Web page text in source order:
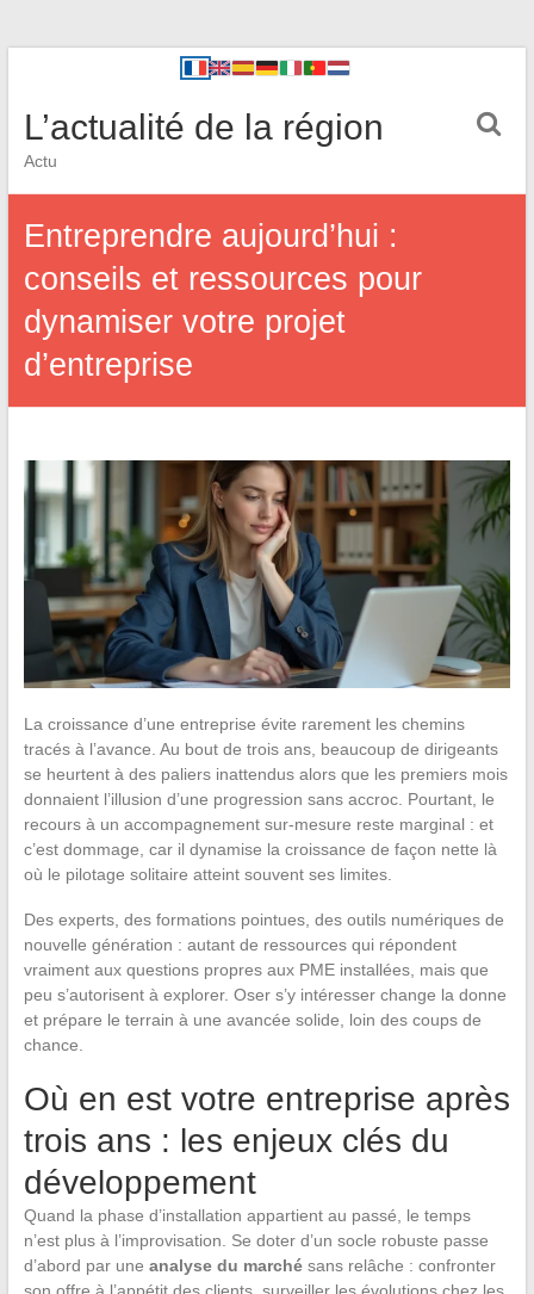
L’actualité de la région
Actu
Entreprendre aujourd’hui :
conseils et ressources pour
dynamiser votre projet
d’entreprise
La croissance d’une entreprise évite rarement les chemins
tracés à l’avance. Au bout de trois ans, beaucoup de dirigeants
se heurtent à des paliers inattendus alors que les premiers mois
donnaient l’illusion d’une progression sans accroc. Pourtant, le
recours à un accompagnement sur-mesure reste marginal : et
c’est dommage, car il dynamise la croissance de façon nette là
où le pilotage solitaire atteint souvent ses limites.
Des experts, des formations pointues, des outils numériques de
nouvelle génération : autant de ressources qui répondent
vraiment aux questions propres aux PME installées, mais que
peu s’autorisent à explorer. Oser s’y intéresser change la donne
et prépare le terrain à une avancée solide, loin des coups de
chance.
Où en est votre entreprise après
trois ans : les enjeux clés du
développement
Quand la phase d’installation appartient au passé, le temps
n’est plus à l’improvisation. Se doter d’un socle robuste passe
d’abord par une analyse du marchésans relâche : confronter